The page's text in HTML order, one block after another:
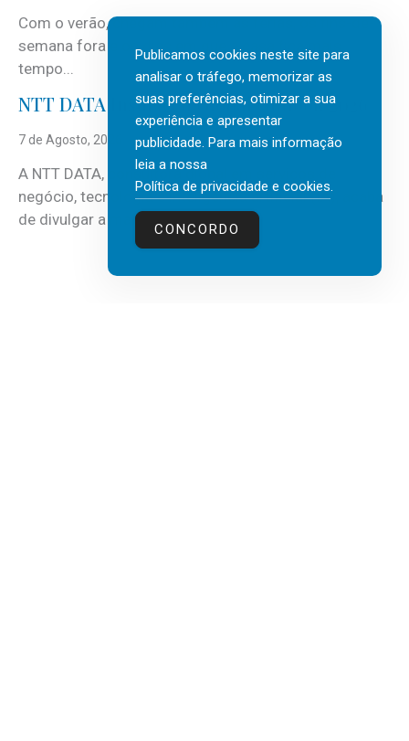
Com o verão, chegam também as férias, os fins-de-
semana fora e os dias em que a casa fica mais
tempo...
NTT DATA Insurtech Global Outlook 2026
7 de Agosto, 2026
A NTT DATA, consultora global em serviços de
negócio, tecnologia e inteligência artificial (IA), acaba
de divulgar a mais recente...
Publicamos cookies neste site para
analisar o tráfego, memorizar as
suas preferências, otimizar a sua
experiência e apresentar
publicidade. Para mais informação
leia a nossa
Política de privacidade e cookies.
CONCORDO